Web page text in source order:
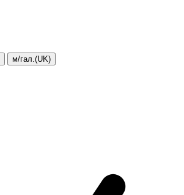
м/гал.(UK)